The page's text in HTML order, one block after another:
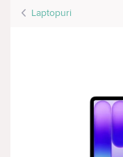
Laptopuri